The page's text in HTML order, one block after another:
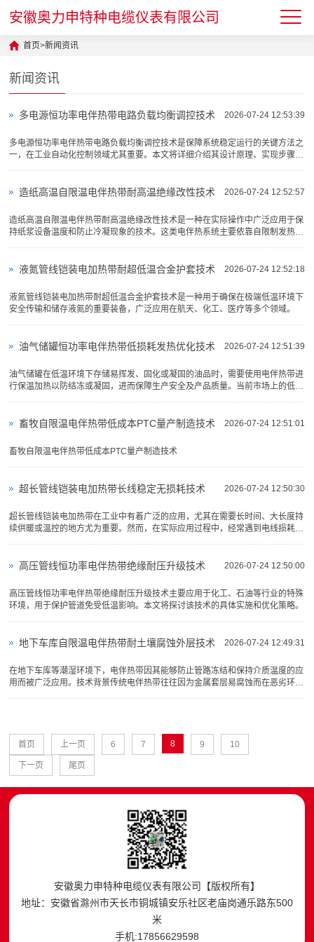
安徽奥力申特种电缆仪表有限公司
首页>新闻资讯
新闻资讯
2026-07-24 12:53:39
多电源恒功率电伴热带电路负载均衡调控技术
多电源恒功率电伴热带电路负载均衡调控技术是保障系统稳定运行的关键方法之
一，在工业自动化控制领域尤其重要。本文将详细介绍其设计原理、实现步骤及
2026-07-24 12:52:57
造纸高温自限温电伴热带耐高温绝缘改性技术
造纸高温自限温电伴热带耐高温绝缘改性技术是一种在实际操作中广泛应用于保
持纸浆设备温度和防止冷凝现象的技术。这类电伴热系统主要依靠自限制发热体
2026-07-24 12:52:18
液氮管线铠装电加热带耐超低温合金护套技术
液氮管线铠装电加热带耐超低温合金护套技术是一种用于确保在极端低温环境下
安全传输和储存液氮的重要装备，广泛应用在航天、化工、医疗等多个领域。
2026-07-24 12:51:39
油气储罐恒功率电伴热带低损耗发热优化技术
油气储罐在低温环境下存储易挥发、固化或凝固的油品时，需要使用电伴热带进
行保温加热以防结冻或凝固，进而保障生产安全及产品质量。当前市场上的低损
2026-07-24 12:51:01
畜牧自限温电伴热带低成本PTC量产制造技术
畜牧自限温电伴热带低成本PTC量产制造技术
2026-07-24 12:50:30
超长管线铠装电加热带长线稳定无损耗技术
超长管线铠装电加热带在工业中有着广泛的应用，尤其在需要长时间、大长度持
续供暖或温控的地方尤为重要。然而，在实际应用过程中，经常遇到电线损耗和
2026-07-24 12:50:00
高压管线恒功率电伴热带绝缘耐压升级技术
高压管线恒功率电伴热带绝缘耐压升级技术主要应用于化工、石油等行业的特殊
环境，用于保护管道免受低温影响。本文将探讨该技术的具体实施和优化策略。
2026-07-24 12:49:31
地下车库自限温电伴热带耐土壤腐蚀外层技术
在地下车库等潮湿环境下，电伴热带因其能够防止管路冻结和保持介质温度的应
用而被广泛应用。技术背景传统电伴热带往往因为金属套层易腐蚀而在恶劣环境
首页 上一页 6 7 8 9 10
下一页 尾页
安徽奥力申特种电缆仪表有限公司【版权所有】
地址：安徽省滁州市天长市铜城镇安乐社区老庙岗通乐路东500
米
手机:17856629598